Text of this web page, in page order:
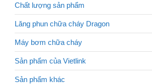
Chất lượng sản phẩm
Lăng phun chữa cháy Dragon
Máy bơm chữa cháy
Sản phẩm của Vietlink
Sản phẩm khác